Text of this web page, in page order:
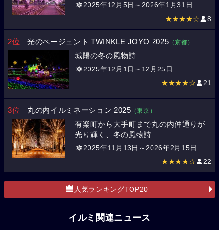
2025年12月5日～2026年1月31日
★★★★☆ 8
2位 光のページェント TWINKLE JOYO 2025 （京都）
城陽の冬の風物詩
2025年12月1日～12月25日
★★★★☆ 21
3位 丸の内イルミネーション 2025 （東京）
有楽町から大手町まで丸の内仲通りが
光り輝く、冬の風物詩
2025年11月13日～2026年2月15日
★★★★☆ 22
人気ランキングTOP20
イルミ関連ニュース